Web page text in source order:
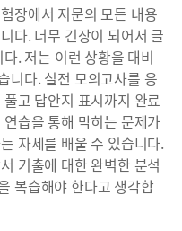
장에서 지문의 모든 내용
다. 너무 긴장이 되어서 글
. 저는 이런 상황을 대비
니다. 실전 모의고사를 응
고 답안지 표시까지 완료
습을 통해 막히는 문제가
자세를 배울 수 있습니다.
기출에 대한 완벽한 분석
복습해야 한다고 생각합